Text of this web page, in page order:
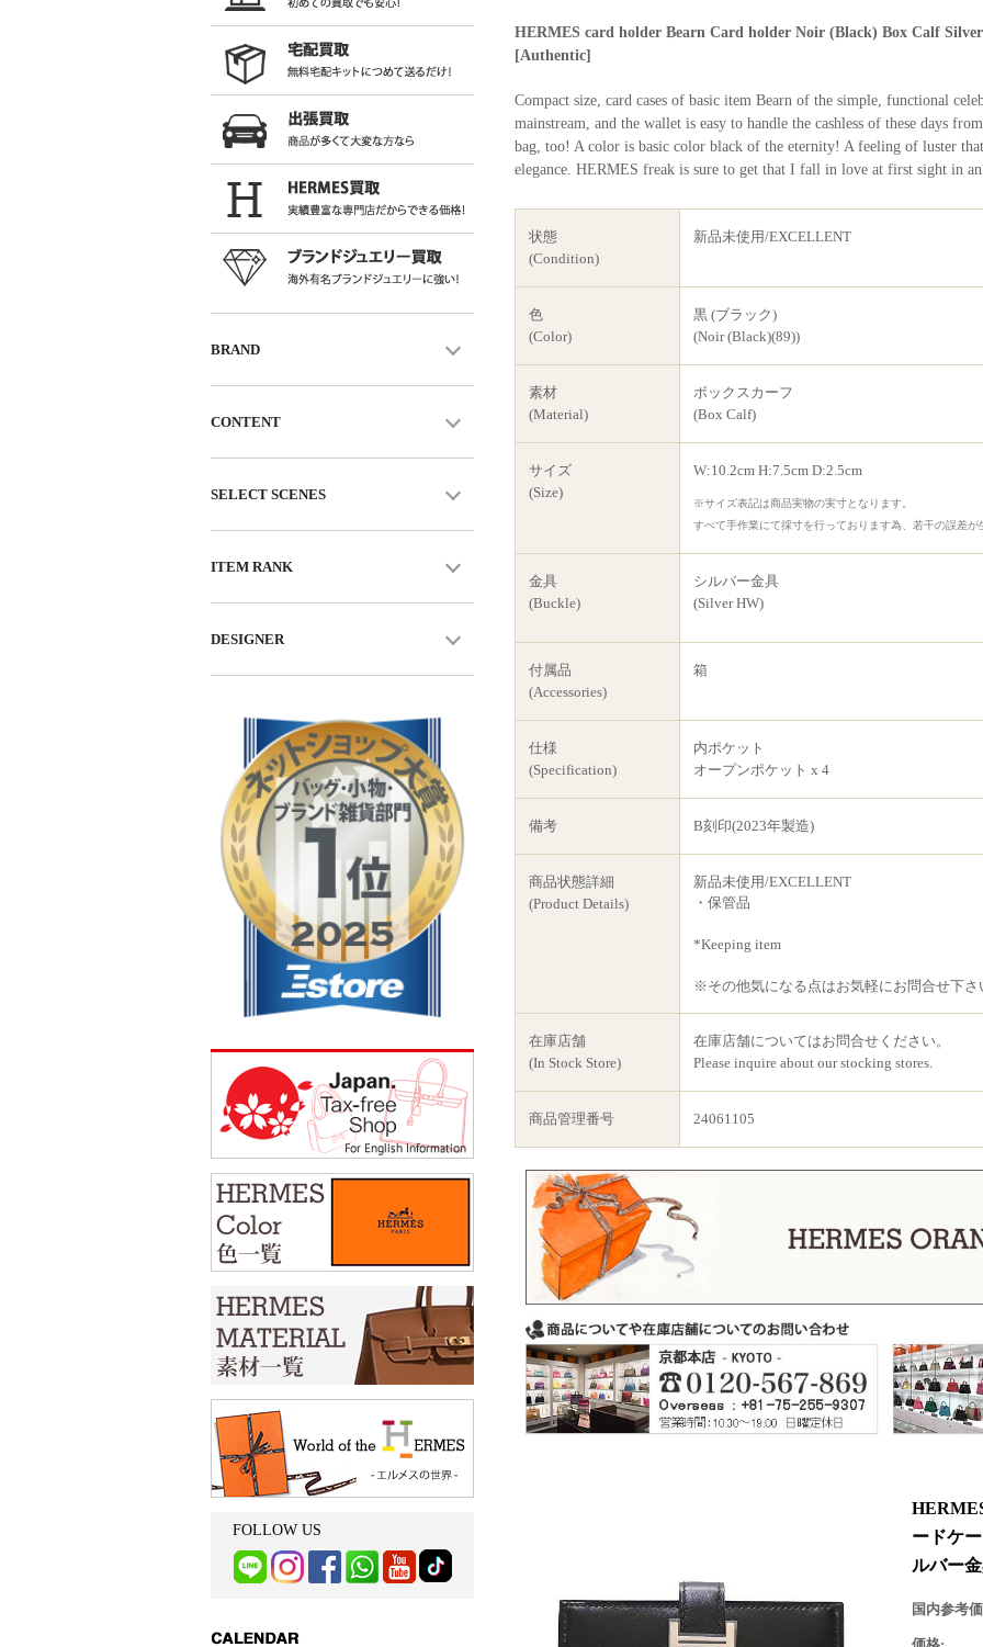
HERMES card holder Bearn Card holder Noir (Black) Box Calf
[Authentic]
Compact size, card cases of basic item Bearn of the simple, functional
mainstream, and the wallet is easy to handle the cashless of these days
bag, too! A color is basic color black of the eternity! A feeling of luster
elegance. HERMES freak is sure to get that I fall in love at first sight in
状態
(Condition)
新品未使用/EXCELLENT
色
(Color)
黒 (ブラック)
(Noir (Black)(89))
素材
(Material)
ボックスカーフ
(Box Calf)
サイズ
(Size)
W:10.2cm H:7.5cm D:2.5cm
※サイズ表記は商品実物の実寸となります。
すべて手作業にて採寸を行っております為、若干の誤差
金具
(Buckle)
シルバー金具
(Silver HW)
付属品
(Accessories)
箱
仕様
(Specification)
内ポケット
オープンポケット x 4
備考 B刻印(2023年製造)
商品状態詳細
(Product Details)
新品未使用/EXCELLENT
・保管品
*Keeping item
※その他気になる点はお気軽にお問合せ下さ
在庫店舗
(In Stock Store)
在庫店舗についてはお問合せください。
Please inquire about our stocking stores.
商品管理番号 24061105
ードケ
ルバー
国内参考
BRAND
CONTENT
SELECT SCENES
ITEM RANK
DESIGNER
FOLLOW US